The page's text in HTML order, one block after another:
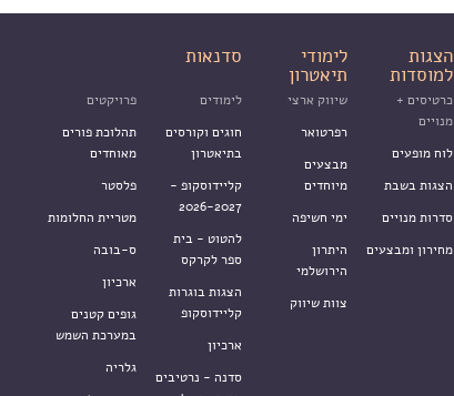
הצגות
למוסדות
לימודי
תיאטרון
סדנאות
כרטיסים +
מנויים
לוח מופעים
הצגות בשבת
סדרות מנויים
מחירון ומבצעים
שיווק ארצי
רפרטואר
מבצעים
מיוחדים
ימי חשיפה
היתרון
הירושלמי
צוות שיווק
לימודים
חוגים וקורסים
בתיאטרון
קליידוסקופ -
2026-2027
להטוט - בית
ספר לקרקס
הצגות בוגרות
קליידוסקופ
ארכיון
סדנה - נרטיבים
פרויקטים
תהלוכת פורים
מאוחדים
פלסטר
מטריית החלומות
ס-בובה
ארכיון
גופים קטנים
במערכת השמש
גלריה